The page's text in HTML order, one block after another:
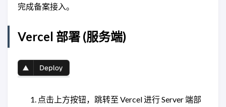
完成备案接入。
Vercel 部署 (服务端)
点击上方按钮，跳转至 Vercel 进行 Server 端部